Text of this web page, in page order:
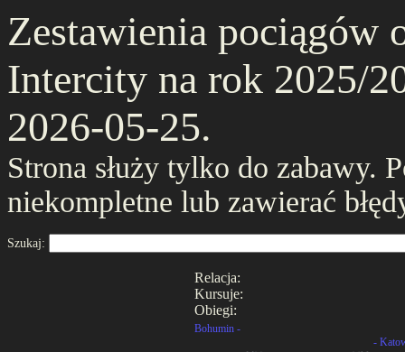
Zestawienia pociągów
Intercity na rok 2025/
2026-05-25.
Strona służy tylko do zabawy.
niekompletne lub zawierać
Szukaj:
Relacja:
Kursuje:
Obiegi:
Bohumin -
-